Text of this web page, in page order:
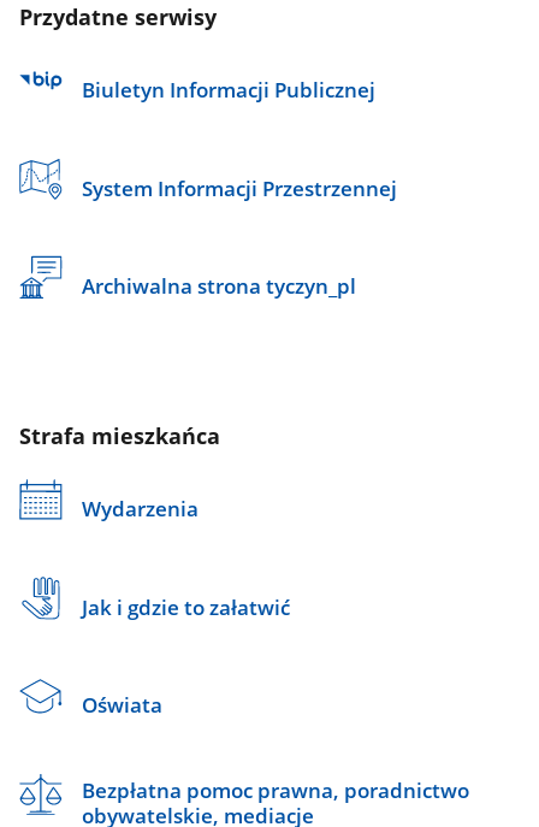
Przydatne serwisy
Biuletyn Informacji Publicznej
System Informacji Przestrzennej
Archiwalna strona tyczyn_pl
Strafa mieszkańca
Wydarzenia
Jak i gdzie to załatwić
Oświata
Bezpłatna pomoc prawna, poradnictwo
obywatelskie, mediacje